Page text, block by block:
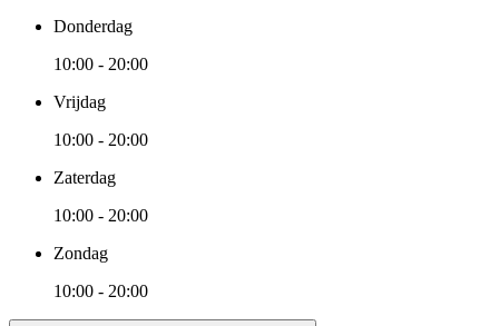
Donderdag
10:00 - 20:00
Vrijdag
10:00 - 20:00
Zaterdag
10:00 - 20:00
Zondag
10:00 - 20:00